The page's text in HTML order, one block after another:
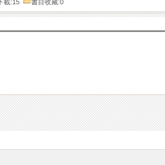
載:15 書目收藏:0